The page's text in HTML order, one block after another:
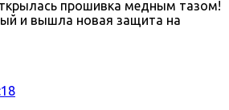
прошивка медным тазом!
и вышла новая защита на